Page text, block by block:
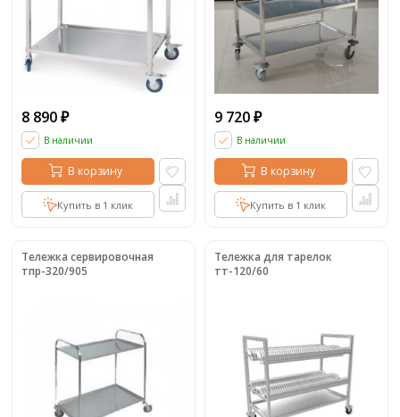
8 890 ₽
В наличии
В корзину
Купить в 1 клик
9 720 ₽
В наличии
В корзину
Купить в 1 клик
Тележка сервировочная
тпр-320/905
Тележка для тарелок
тт-120/60